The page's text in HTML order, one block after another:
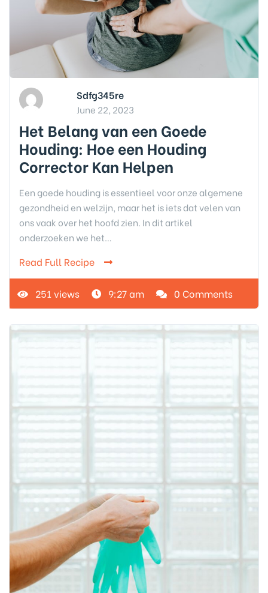
Sdfg345re
June 22, 2023
Het Belang van een Goede
Houding: Hoe een Houding
Corrector Kan Helpen
Een goede houding is essentieel voor onze algemene
gezondheid en welzijn, maar het is iets dat velen van
ons vaak over het hoofd zien. In dit artikel
onderzoeken we het…
Read Full Recipe
251 views 9:27 am 0 Comments